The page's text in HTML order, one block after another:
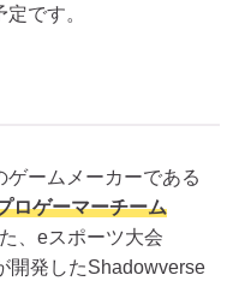
です。
ームメーカーである
ロゲーマーチーム
、eスポーツ大会
開発したShadowverse